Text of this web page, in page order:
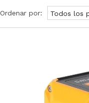
Ordenar por: Todos los